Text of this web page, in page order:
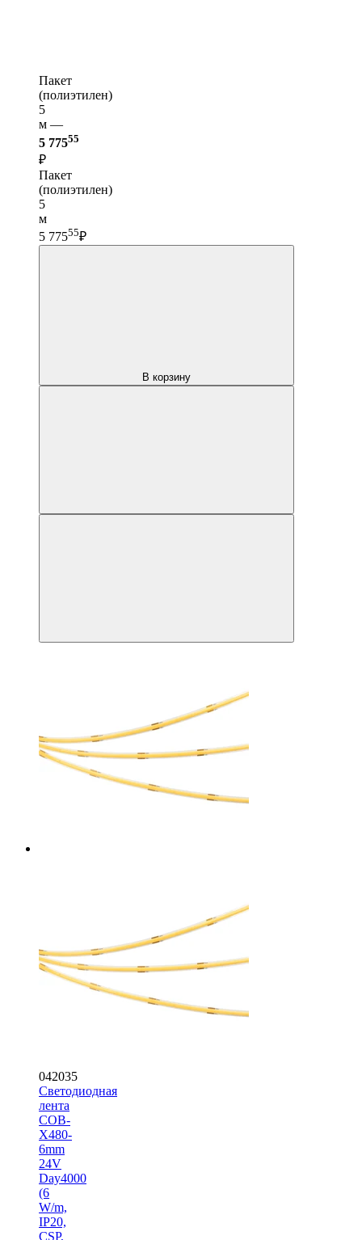
Пакет
(полиэтилен)
5
м —
5 77555
₽
Пакет
(полиэтилен)
5
м
5 77555₽
В корзину
042035
Светодиодная
лента
COB-
X480-
6mm
24V
Day4000
(6
W/m,
IP20,
CSP,